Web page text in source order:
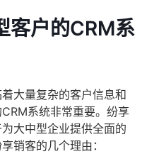
客户的CRM系
大量复杂的客户信息和
系统非常重要。纷享
大中型企业提供全面的
销客的几个理由：